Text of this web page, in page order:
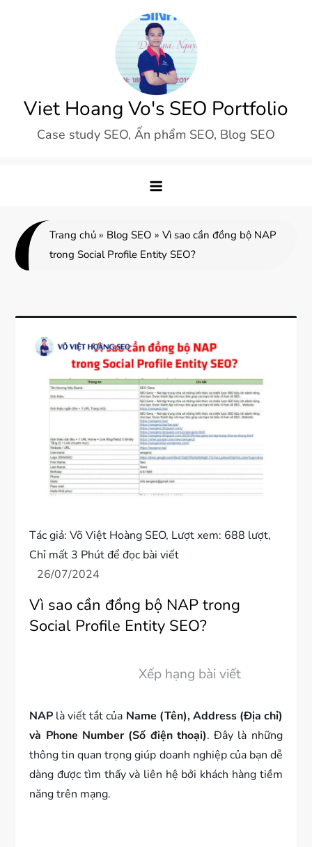
Viet Hoang Vo's SEO Portfolio
Case study SEO, Ấn phẩm SEO, Blog SEO
Trang chủ » Blog SEO »Vì sao cần đồng bộ NAP
trong Social Profile Entity SEO?
Tác giả:Võ Việt Hoàng SEO, Lượt xem: 688 lượt,
Chỉ mất 3 Phút để đọc bài viết
Vì sao cần đồng bộ NAP trong
Social Profile Entity SEO?
Xếp hạng bài viết
NAP là viết tắt của Name (Tên), Address (Địa chỉ)
và Phone Number (Số điện thoại). Đây là những
thông tin quan trọng giúp doanh nghiệp của bạn dễ
dàng được tìm thấy và liên hệ bởi khách hàng tiềm
năng trên mạng.